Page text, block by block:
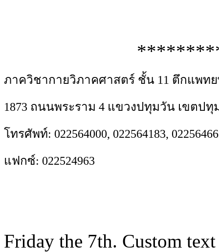
ภาควิชากายวิภาคศาสตร์ ชั้น 11 ตึกแพ
1873 ถนนพระราม 4 แขวงปทุมวัน เขตปทุ
โทรศัพท์: 022564000, 022564183,
แฟกซ์: 022524963
Friday the 7th. Custom